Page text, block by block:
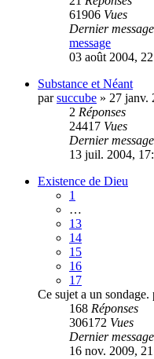
61906 Vues
Dernier message
message
03 août 2004,
Substance et Néant
parsuccube » 27 janv.
2 Réponses
24417 Vues
Dernier message
13 juil. 2004,
Existence de Dieu
1
…
13
14
15
16
17
Ce sujet a un sondage.
168 Réponses
306172 Vues
Dernier message
16 nov. 2009,